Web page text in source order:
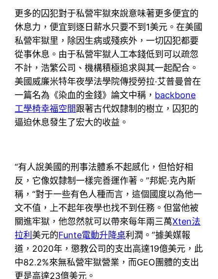
更多的囚犯對于私營牢獄來說意味著更多便宜的
休息力，便宜到逐日薪水只要不到1美元。在美國
私營牢獄里，除因生病或殘疾外，一切囚犯都要
從事休息。由于私營牢獄人工本錢低到可以疏忽
不計，浩繁公司、機構積極追求與其一起配合。
美國威廉米特年夜學法學院傳授勞拉·艾普曼曾在
一篇名為《染血的金錢》論文中稱， backbone
工學椅幸福空間跟著古代奴隸制的樹立，囚犯的
逼迫休息發生了宏大的收益。
“有人說美國的刑事法體系不起感化，但恰好相
反，它像奴隸制一樣完善運作著。”邦妮·克內斯
稱，“對于一些有色人種而言，這個國度以為他一
文不值，上不起年夜學也找不到任務。但當他被
關進牢獄，他忽然就可以帶來每年兩三萬Xten法
拉利 美元的Funte電動升降桌利潤。”據美媒報
道，2020年，懲教公司的支出高達19億美元，此
中82.2%來無私營牢獄營業，而GEO團體的支出
更是高達23億美元。